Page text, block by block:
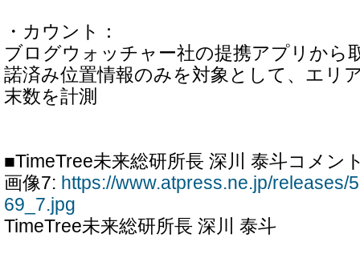
・カウント：
ブログウォッチャー社の提携アプリから
諾済み位置情報のみを対象として、エリ
末数を計測
■TimeTree未来総研所長 深川 泰斗コメン
画像7: https://www.atpress.ne.jp/releases/
69_7.jpg
TimeTree未来総研所長 深川 泰斗